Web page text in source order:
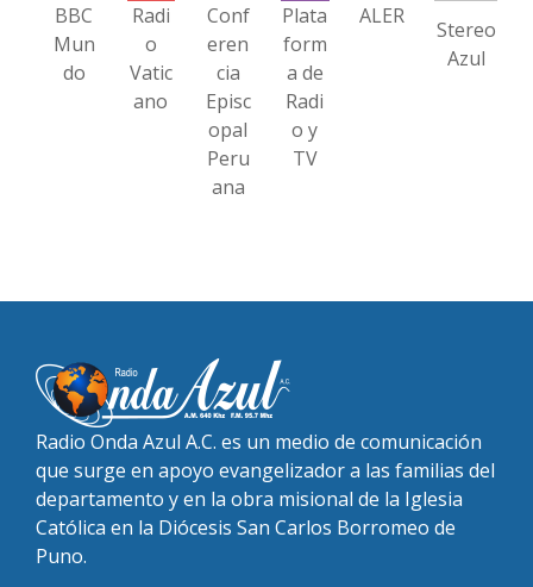
BBC
Mun
do
Radi
o
Vatic
ano
Conf
eren
cia
Episc
opal
Peru
ana
Plata
form
a de
Radi
o y
TV
ALER
Stereo
Azul
Radio Onda Azul A.C. es un medio de comunicación
que surge en apoyo evangelizador a las familias del
departamento y en la obra misional de la Iglesia
Católica en la Diócesis San Carlos Borromeo de
Puno.